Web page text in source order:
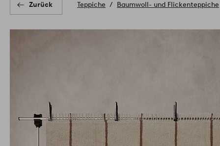
Zurück Teppiche Baumwoll- und Flickenteppiche